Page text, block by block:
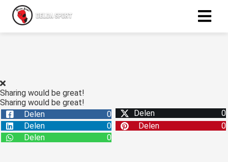
Sharing would be great!
Sharing would be great!
Delen
0 Delen
0
Delen
0 Delen
0
Delen
0